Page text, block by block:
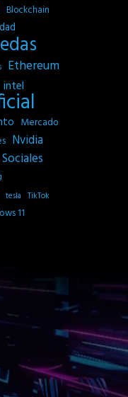
Blockchain
Ethereum
intel
Mercado
Nvidia
tesla TikTok
11